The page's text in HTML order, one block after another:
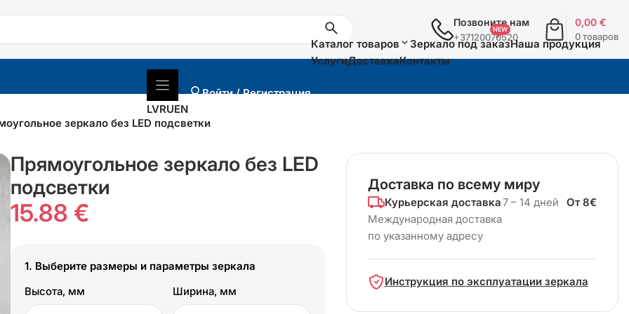
Позвоните нам
+37120070520
0,00 €
0 товаров
Каталог товаров Зеркало под заказНаша продукция
УслугиДоставкаКонтакты
LVRUEN
Войти / Регистрация
зеркало без LED подсветки
Прямоугольное зеркало без LED
подсветки
15.88 €
1. Выберите размеры и параметры зеркала
Высота, мм
Ширина, мм
Доставка по всему миру
Курьерская доставка
Международная доставка
по указанному адресу
7 – 14 дней От 8€
Инструкция по эксплуатации зеркала